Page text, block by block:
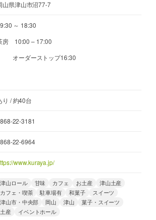
山県津山市沼77-7
～ 18:30
房 10:00 – 17:00
オーダーストップ16:30
り / 約40台
22-3181
22-6964
www.kuraya.jp/
津山ロール 甘味 カフェ お土産
津山土産
カフェ・喫茶
駐車場有 和菓子
スイーツ
津山市・中央部
岡山 津山
菓子・スイーツ
土産
イベントホール